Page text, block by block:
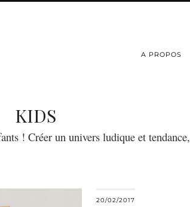
A PROPOS
KIDS
! Créer un univers ludique et
20/02/2017